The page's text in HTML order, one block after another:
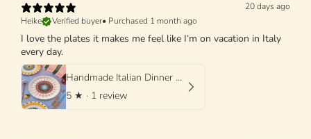
20 days ago
Heike
Verified buyer• Purchased 1 month ago
I love the plates it makes me feel like I‘m on vacation in Italy
every day.
Handmade Italian Dinner Plate 27 cm | Large Ceramic Plate
5 ★ · 1 review